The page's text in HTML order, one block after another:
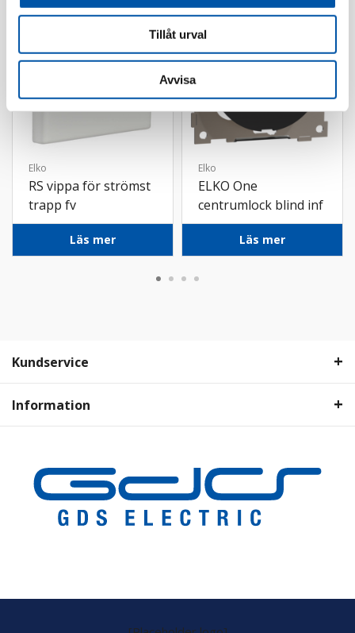
Tillåt urval
Avvisa
Elko
RS vippa för strömst
trapp fv
Läs mer
Elko
ELKO One
centrumlock blind inf
sv
Läs mer
Kundservice
Information